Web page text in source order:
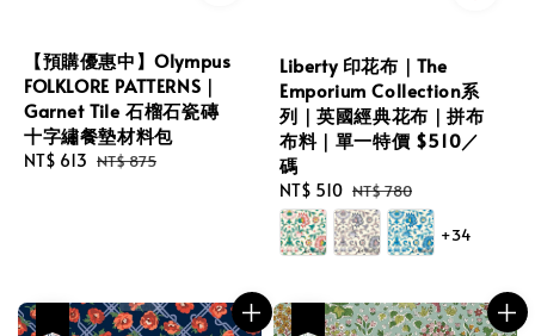
【預購優惠中】Olympus
FOLKLORE PATTERNS｜
Garnet Tile 石榴石瓷磚
十字繡餐墊材料包
Sale
NT$ 613 Regular
NT$ 875
Liberty 印花布｜The
Emporium Collection系
列｜英國經典花布｜拼布
布料｜單一特價 $510／
碼
Sale
price
NT$ 510 Regular
price
NT$ 780
+34